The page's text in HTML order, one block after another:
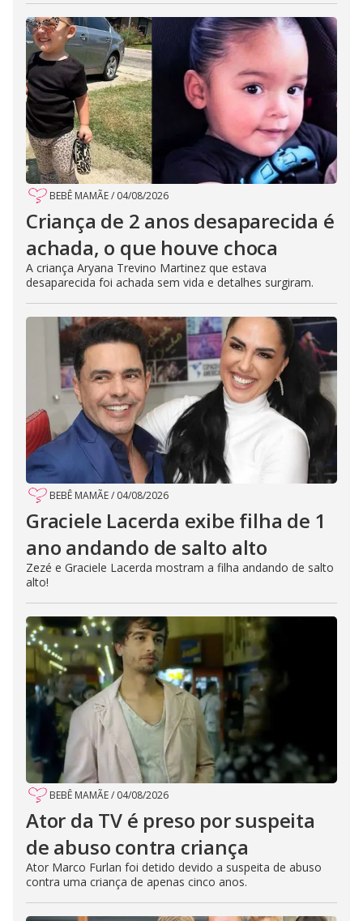
BEBÊ MAMÃE/ 04/08/2026
Criança de 2 anos desaparecida é
achada, o que houve choca
A criança Aryana Trevino Martinez que estava
desaparecida foi achada sem vida e detalhes surgiram.
BEBÊ MAMÃE/ 04/08/2026
Graciele Lacerda exibe filha de 1
ano andando de salto alto
Zezé e Graciele Lacerda mostram a filha andando de salto
alto!
BEBÊ MAMÃE/ 04/08/2026
Ator da TV é preso por suspeita
de abuso contra criança
Ator Marco Furlan foi detido devido a suspeita de abuso
contra uma criança de apenas cinco anos.